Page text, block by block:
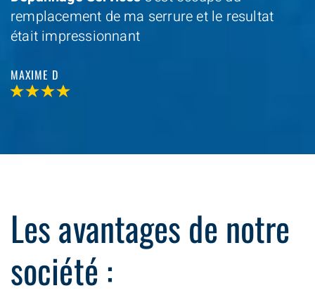
remplacement de ma serrure et le resultat
était impressionnant
MAXIME D
Les avantages de notre
société :